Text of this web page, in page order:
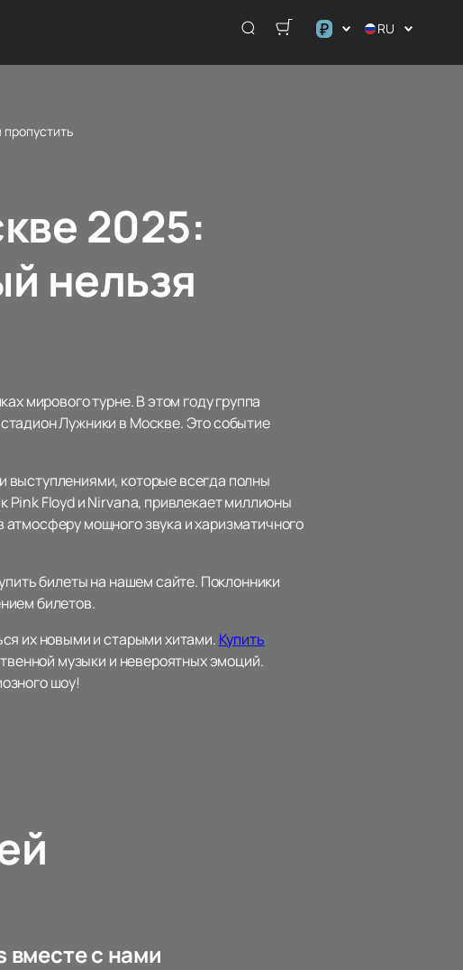
₽
$
RU
2025:
нельзя
мирового турне. В этом году группа
Лужники в Москве. Это событие
которые всегда полны
Floyd и Nirvana, привлекает миллионы
мощного звука и харизматичного
билеты на нашем сайте. Поклонники
билетов.
их новыми и старыми хитами. Купить
музыки и невероятных эмоций.
шоу!
вместе с нами